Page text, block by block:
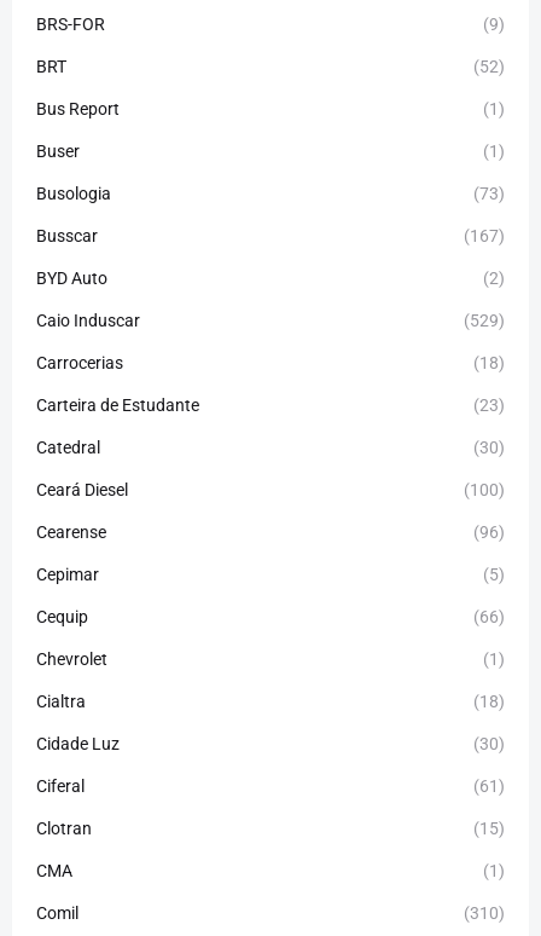
BRS-FOR (9)
BRT (52)
Bus Report (1)
Buser (1)
Busologia (73)
Busscar (167)
BYD Auto (2)
Caio Induscar (529)
Carrocerias (18)
Carteira de Estudante (23)
Catedral (30)
Ceará Diesel (100)
Cearense (96)
Cepimar (5)
Cequip (66)
Chevrolet (1)
Cialtra (18)
Cidade Luz (30)
Ciferal (61)
Clotran (15)
CMA (1)
Comil (310)